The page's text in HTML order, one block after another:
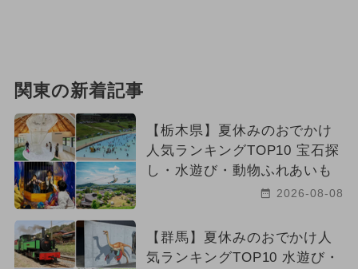
関東の新着記事
【栃木県】夏休みのおでかけ
人気ランキングTOP10 宝石探
し・水遊び・動物ふれあいも
2026-08-08
【群馬】夏休みのおでかけ人
気ランキングTOP10 水遊び・